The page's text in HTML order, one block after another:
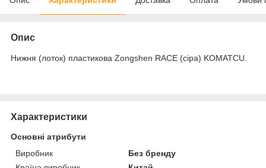
Опис
Нижня (лоток) пластикова Zongshen RACE (сіра) KOMATCU.
Характеристики
Основні атрибути
Виробник
Без бренду